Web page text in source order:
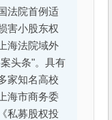
法院首例适
害小股东权
海法院域外
头条"。具有
家知名高校
海市商务委
私募股权投